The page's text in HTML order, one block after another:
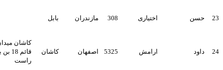
اختیاری 308 مازندران بابل
ارامش 5325 اصفهان کاشان
کاشان میدان بسیج معراج 48
قائم 18 بن بست دوم سمت